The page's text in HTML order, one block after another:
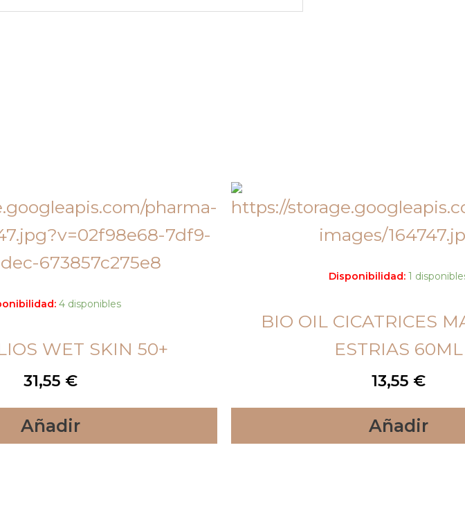
4 disponibles
WET SKIN 50+
31,55 €
Añadir
Disponibilidad: 1
BIO OIL CICATRICES
ESTRIAS 60ML
13,55 €
Añadir